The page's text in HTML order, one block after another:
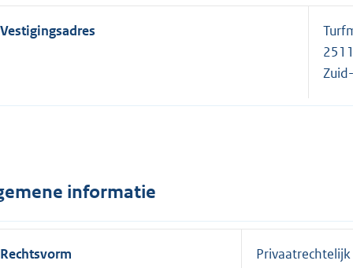
Vestigingsadres
informatie
Rechtsvorm